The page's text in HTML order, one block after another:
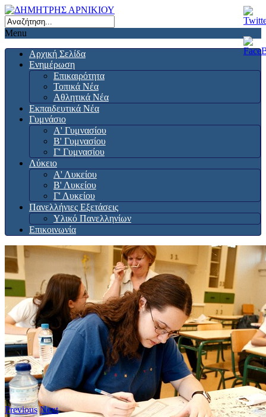
Menu
Αρχική Σελίδα
Ενημέρωση
Επικαιρότητα
Τοπικά Νέα
Αθλητικά Νέα
Εκπαιδευτικά Νέα
Γυμνάσιο
Α' Γυμνασίου
Β' Γυμνασίου
Γ' Γυμνασίου
Λύκειο
Α' Λυκείου
Β' Λυκείου
Γ' Λυκείου
Πανελλήνιες Εξετάσεις
Υλικό Πανελληνίων
Επικοινωνία
Previous Next